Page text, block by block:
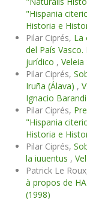
"Hispania
Historia e
Pilar Ciprés, La
del País
jurídico , Veleia
Pilar Ciprés,
Iruña (Álava) ,
Ignacio
Pilar Ciprés,
"Hispania
Historia e
Pilar Ciprés,
la iuuentus ,
Patrick Le
à propos de
(1998)